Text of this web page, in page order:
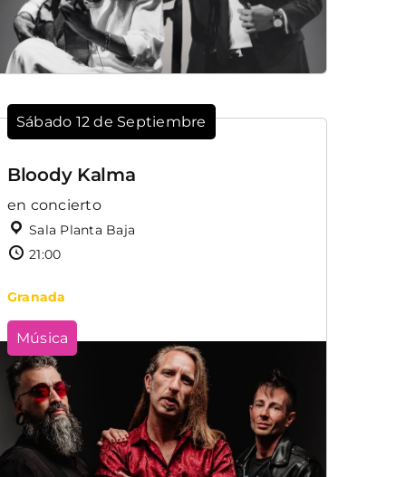
Sábado 12 de Septiembre
Bloody Kalma
en concierto
Sala Planta Baja
21:00
Granada
Música